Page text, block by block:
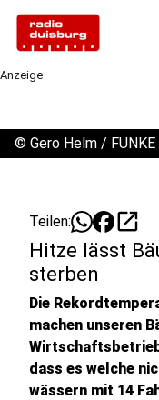
Anzeige
© Gero Helm /
Teilen: open_in_new
Hitze lässt
sterben
Die
machen unseren
dass es welche
wässern mit 14